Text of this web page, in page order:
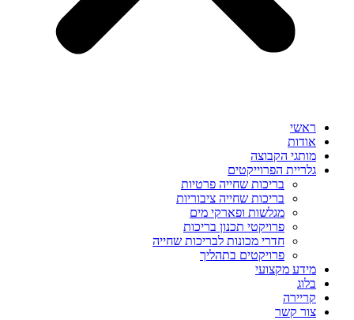
ראשי
אודות
מותגי הקבוצה
גלריית הפרוייקטים
בריכות שחייה פרטיות
בריכות שחייה ציבוריות
מגלשות ופארקי מים
פרויקטי תכנון בריכות
חדרי מכונות לבריכות שחייה
פרויקטים בתהליך
מידע מקצועי
בלוג
קריירה
צור קשר